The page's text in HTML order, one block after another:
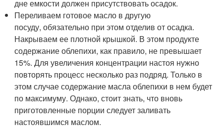
дне емкости должен присутствовать осадок.
Переливаем готовое масло в другую
посуду, обязательно при этом отделив от осадка.
Накрываем ее плотной крышкой. В этом продукте
содержание облепихи, как правило, не превышает
15%. Для увеличения концентрации настоя нужно
повторять процесс несколько раз подряд. Только в
этом случае содержание масла облепихи в нем будет
по максимуму. Однако, стоит знать, что вновь
приготовленные порции следует заливать
настоявшимся маслом.